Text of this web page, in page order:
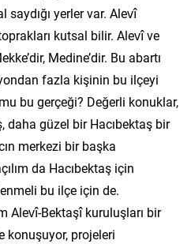
saydığı yerler var. Alevî
kutsal bilir. Alevî ve
Medine’dir. Bu abartı
fazla kişinin bu ilçeyi
bu gerçeği? Değerli konuklar,
güzel bir Hacıbektaş bir
merkezi bir başka
da Hacıbektaş için
bu ilçe için de.
Alevî-Bektaşî kuruluşları bir
konuşuyor, projeleri